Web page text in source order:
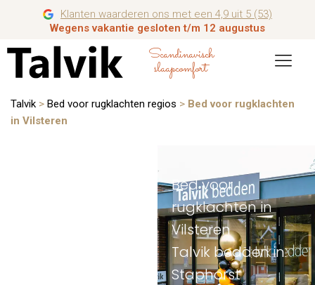
Klanten waarderen ons met een 4,9 uit 5 (53)
Wegens vakantie gesloten t/m 12 augustus
Scandinavisch
slaapcomfort
Talvik > Bed voor rugklachten regios > Bed voor rugklachten
in Vilsteren
Bed voor
rugklachten in
Vilsteren
Talvik bedden in
Staphorst